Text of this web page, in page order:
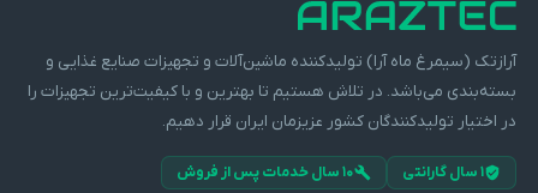
آرازتک (سیمرغ ماه آرا) تولیدکننده ماشین‌آلات و تجهیزات صنایع غذایی و
بسته‌بندی می‌باشد. در تلاش هستیم تا بهترین و با کیفیت‌ترین تجهیزات را
در اختیار تولیدکنندگان کشور عزیزمان ایران قرار دهیم.
۱ سال گارانتی ۱۰ سال خدمات پس از فروش